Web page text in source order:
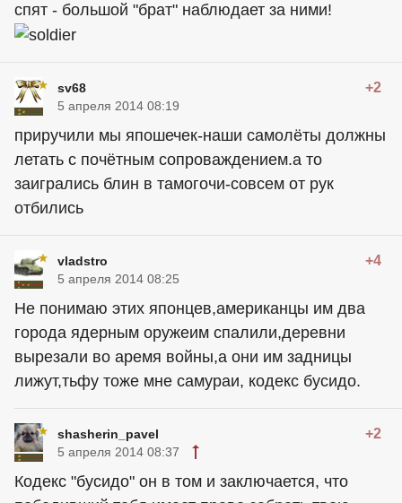
спят - большой "брат" наблюдает за ними!
sv68 +2
5 апреля 2014 08:19
приручили мы япошечек-наши самолёты должны
летать с почётным сопроваждением.а то
заигрались блин в тамогочи-совсем от рук
отбились
vladstro +4
5 апреля 2014 08:25
Не понимаю этих японцев,американцы им два
города ядерным оружеим спалили,деревни
вырезали во аремя войны,а они им задницы
лижут,тьфу тоже мне самураи, кодекс бусидо.
shasherin_pavel +2
5 апреля 2014 08:37
Кодекс "бусидо" он в том и заключается, что